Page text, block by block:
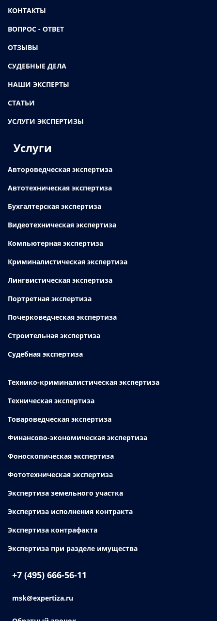
КОНТАКТЫ
ВОПРОС - ОТВЕТ
ОТЗЫВЫ
СУДЕБНЫЕ ДЕЛА
НАШИ ЭКСПЕРТЫ
СТАТЬИ
УСЛУГИ ЭКСПЕРТИЗЫ
Услуги
Автороведческая экспертиза
Автотехническая экспертиза
Бухгалтерская экспертиза
Видеотехническая экспертиза
Компьютерная экспертиза
Криминалистическая экспертиза
Лингвистическая экспертиза
Портретная экспертиза
Почерковедческая экспертиза
Строительная экспертиза
Судебная экспертиза
Технико-криминалистическая экспертиза
Техническая экспертиза
Товароведческая экспертиза
Финансово-экономическая экспертиза
Фоноскопическая экспертиза
Фототехническая экспертиза
Экспертиза земельного участка
Экспертиза исполнения контракта
Экспертиза контрафакта
Экспертиза при разделе имущества
+7 (495) 666-56-11
msk@expertiza.ru